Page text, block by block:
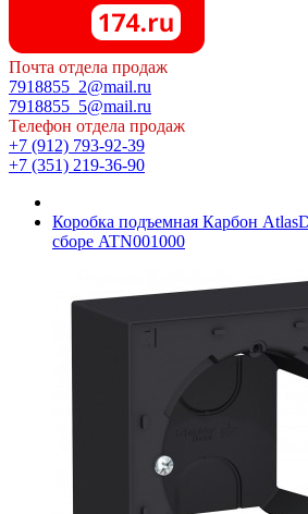
Почта отдела продаж
7918855_2@mail.ru
7918855_5@mail.ru
Телефон отдела продаж
+7 (912) 793-92-39
+7 (351) 219-36-90
Коробка подъемная Карбон
сборе ATN001000